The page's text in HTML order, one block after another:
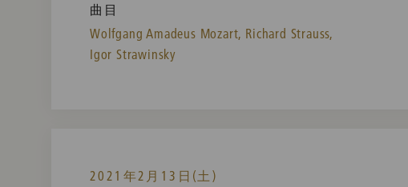
曲目
Wolfgang Amadeus Mozart, Richard Strauss,
Igor Strawinsky
2021年2月13日(土)